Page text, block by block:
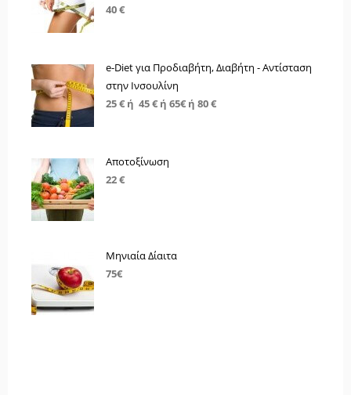
40 €
e-Diet για Προδιαβήτη, Διαβήτη - Αντίσταση
στην Ινσουλίνη
25 € ή 45 € ή 65€ ή 80 €
Αποτοξίνωση
22 €
Μηνιαία Δίαιτα
75€